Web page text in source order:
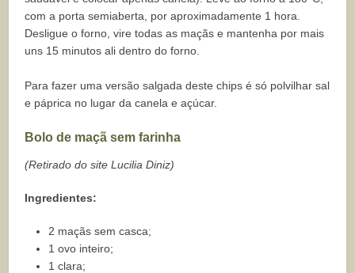
com a porta semiaberta, por aproximadamente 1 hora.
Desligue o forno, vire todas as maçãs e mantenha por mais
uns 15 minutos ali dentro do forno.
Para fazer uma versão salgada deste chips é só polvilhar sal
e páprica no lugar da canela e açúcar.
Bolo de maçã sem farinha
(Retirado do site Lucilia Diniz)
Ingredientes:
2 maçãs sem casca;
1 ovo inteiro;
1 clara;